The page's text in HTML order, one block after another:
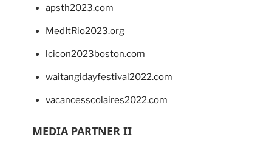
apsth2023.com
MedItRio2023.org
lcicon2023boston.com
waitangidayfestival2022.com
vacancesscolaires2022.com
MEDIA PARTNER II